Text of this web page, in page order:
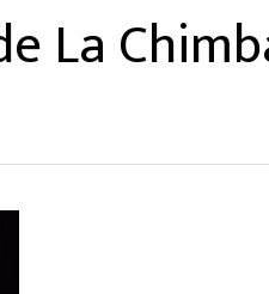
La